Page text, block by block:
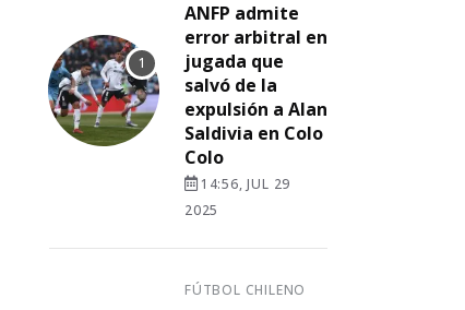
ANFP admite
error arbitral en
jugada que
salvó de la
expulsión a Alan
Saldivia en Colo
Colo
14:56, JUL 29
2025
FÚTBOL CHILENO